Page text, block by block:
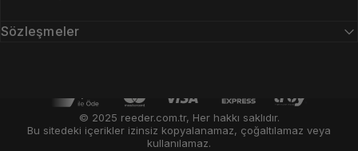
Sözleşmeler
© 2025 reeder.com.tr, Her hakkı saklıdır.
Bu sitedeki içerikler izinsiz kopyalanamaz, çoğaltılamaz veya
kullanılamaz.